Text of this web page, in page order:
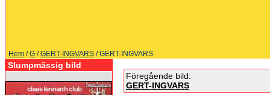
Hem /G /GERT-INGVARS / GERT-INGVARS
Slumpmässig bild
Föregående bild:
GERT-INGVARS